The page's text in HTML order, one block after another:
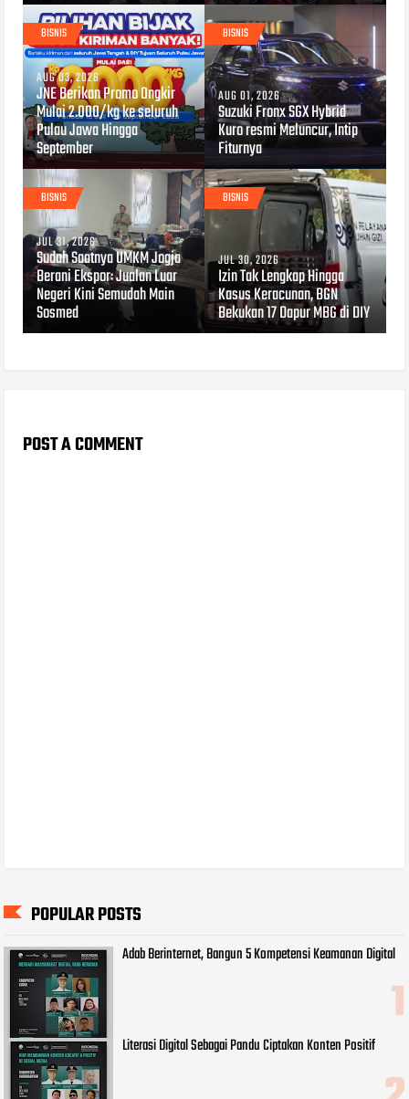
BISNIS
AUG 03, 2026
JNE Berikan Promo Ongkir
Mulai 2.000/kg ke seluruh
Pulau Jawa Hingga
September
BISNIS
AUG 01, 2026
Suzuki Fronx SGX Hybrid
Kuro resmi Meluncur, Intip
Fiturnya
BISNIS
JUL 31, 2026
Sudah Saatnya UMKM Jogja
Berani Ekspor: Jualan Luar
Negeri Kini Semudah Main
Sosmed
BISNIS
JUL 30, 2026
​Izin Tak Lengkap Hingga
Kasus Keracunan, BGN
Bekukan 17 Dapur MBG di DIY
POST A COMMENT
POPULAR POSTS
Adab Berinternet, Bangun 5 Kompetensi Keamanan Digital
Literasi Digital Sebagai Pandu Ciptakan Konten Positif